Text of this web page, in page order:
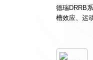
德瑞DRRB
槽效应、运